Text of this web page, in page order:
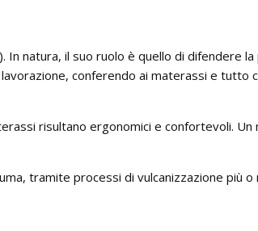
natura, il suo ruolo è quello di difendere
conferendo ai materassi e tutto
risultano ergonomici e confortevoli.
tramite processi di vulcanizzazione più o